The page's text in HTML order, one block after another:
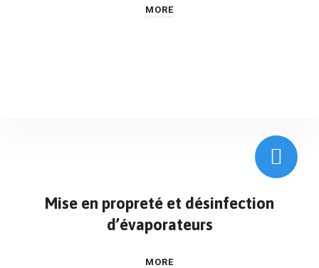
MORE
Mise en propreté et désinfection
d’évaporateurs
MORE